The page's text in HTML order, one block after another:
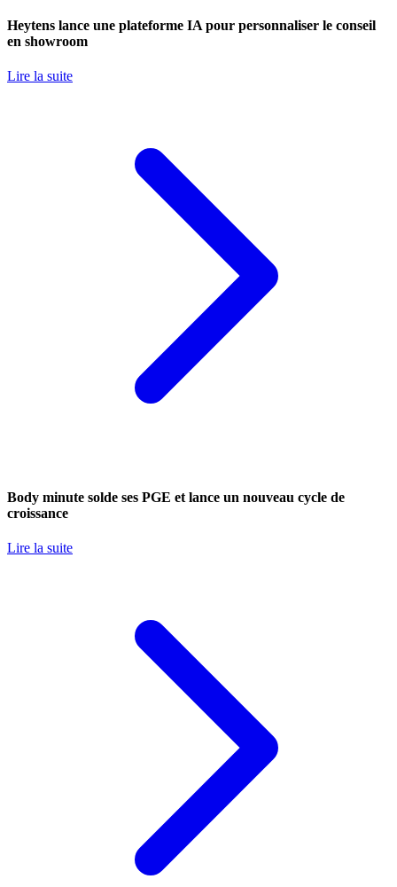
Heytens lance une plateforme IA pour personnaliser le conseil
en showroom
Lire la suite
Body minute solde ses PGE et lance un nouveau cycle de
croissance
Lire la suite